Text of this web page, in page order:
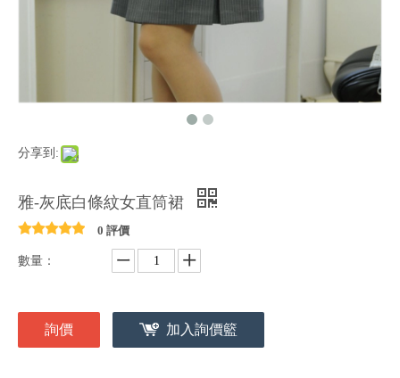
分享到:
雅-灰底白條紋女直筒裙
0 評價
數量：
詢價 加入詢價籃